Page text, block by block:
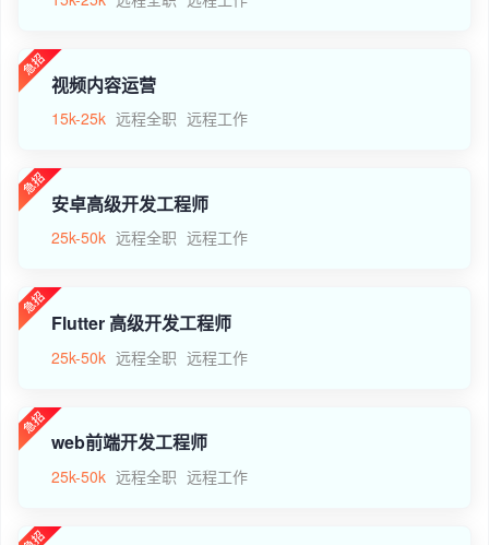
视频内容运营
15k-25k 远程全职 远程工作
安卓高级开发工程师
25k-50k 远程全职 远程工作
Flutter 高级开发工程师
25k-50k 远程全职 远程工作
web前端开发工程师
25k-50k 远程全职 远程工作